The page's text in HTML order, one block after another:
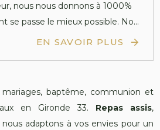
nous nous donnons à 1000%
se passe le mieux possible. No...
EN SAVOIR PLUS
baptême, communion et
en Gironde 33. Repas assis,
nous adaptons à vos envies pour un